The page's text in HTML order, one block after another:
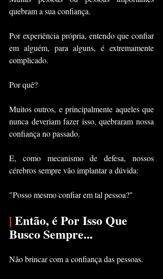
quebram a sua confiança.
Por experiência própria, entendo que confiar
em alguém, para alguns, é extremamente
complicado.
Por quê?
Muitos outros, e principalmente aqueles que
nunca deveriam fazer isso, quebraram nossa
confiança no passado.
E, como mecanismo de defesa, nossos
cérebros sempre vão implantar a dúvida:
"Posso mesmo confiar em tal pessoa?"
| Então, é Por Isso Que
Busco Sempre...
Não brincar com a confiança das pessoas.